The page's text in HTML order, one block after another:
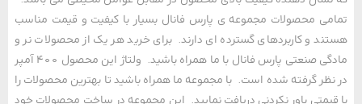
محصولات مجموعه ی پارس فانال بسیار با کیفیت و قیمت مناسب
و کاربردهای گسترده ای دارند. برای خرید هر یک از محصولات نر و
مادگی صنعتی پارس فانال با ما همراه باشید. ولتاژ این محصول 400 آمپر
گرفته شده است. با مجموعه ما همراه باشید تا بهترین محصولات را
باور نکردنی دریافت نمایید. این مجموعه در ساخت محصولات خود